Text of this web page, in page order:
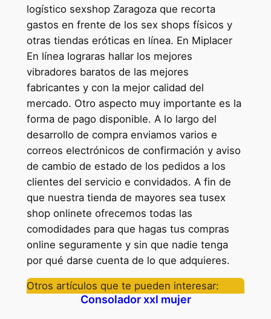
logístico sexshop Zaragoza que recorta
gastos en frente de los sex shops físicos y
otras tiendas eróticas en línea. En Miplacer
En línea lograras hallar los mejores
vibradores baratos de las mejores
fabricantes y con la mejor calidad del
mercado. Otro aspecto muy importante es la
forma de pago disponible. A lo largo del
desarrollo de compra enviamos varios e
correos electrónicos de confirmación y aviso
de cambio de estado de los pedidos a los
clientes del servicio e convidados. A fin de
que nuestra tienda de mayores sea tusex
shop onlinete ofrecemos todas las
comodidades para que hagas tus compras
online seguramente y sin que nadie tenga
por qué darse cuenta de lo que adquieres.
Otros artículos que te pueden interesar:
Consolador xxl mujer